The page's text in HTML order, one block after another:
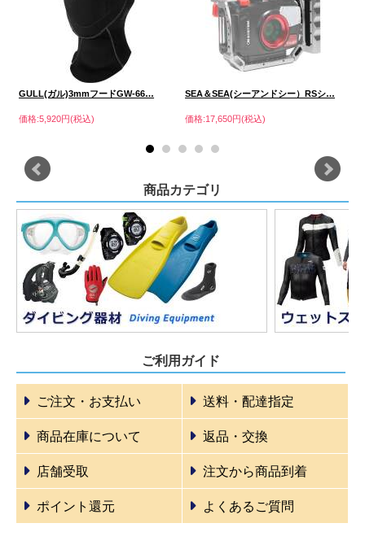
GULL(ガル)3mmフードGW-66…
価格:5,920円(税込)
SEA＆SEA(シーアンドシー）RSシ…
価格:17,650円(税込)
商品カテゴリ
ご利用ガイド
ご注文・お支払い 送料・配達指定
商品在庫について 返品・交換
店舗受取 注文から商品到着
ポイント還元 よくあるご質問